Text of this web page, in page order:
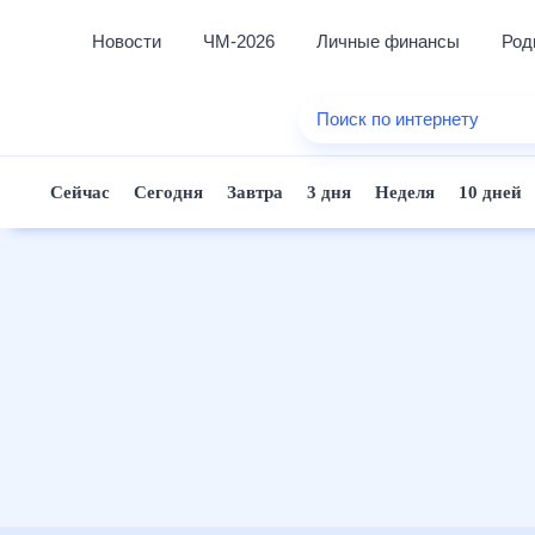
Новости ЧМ-2026 Личные финансы
Поиск по интернету
Сейчас Сегодня Завтра 3 дня Неделя 10